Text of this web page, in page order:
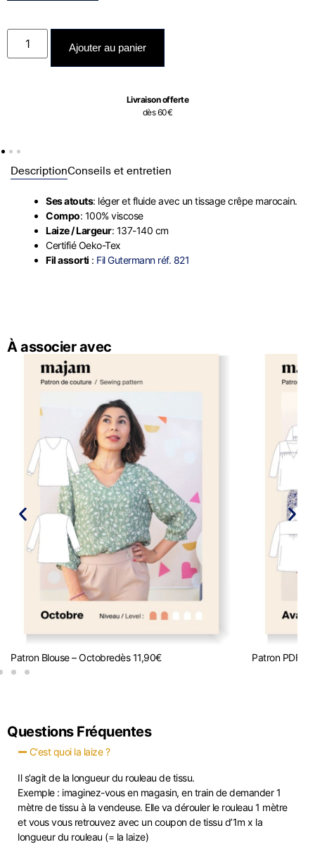
Ajouter au panier
Livraison offerte
dès 60€
DescriptionConseils et entretien
Ses atouts: léger et fluide avec un tissage crêpe marocain.
Compo: 100% viscose
Laize / Largeur: 137-140 cm
Certifié Oeko-Tex
Fil assorti : Fil Gutermann réf. 821
À associer avec
Patron Blouse – Octobredès11,90€ Patron PDF
Questions Fréquentes
C'est quoi la laize ?
Il s’agit de la longueur du rouleau de tissu.
Exemple : imaginez-vous en magasin, en train de demander 1
mètre de tissu à la vendeuse. Elle va dérouler le rouleau 1 mètre
et vous vous retrouvez avec un coupon de tissu d’1m x la
longueur du rouleau (= la laize)